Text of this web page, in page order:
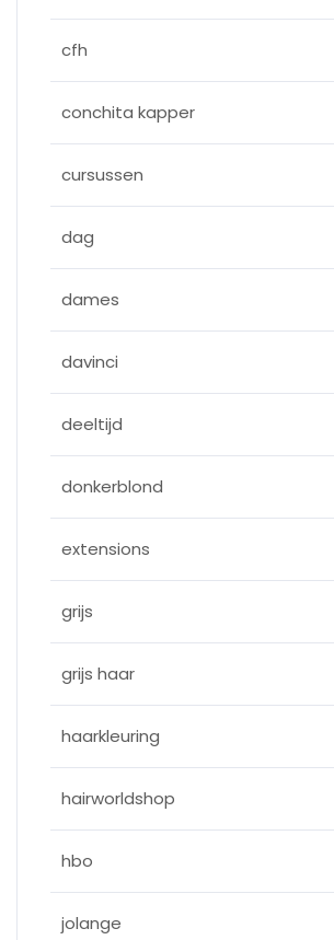
cfh
conchita kapper
cursussen
dag
dames
davinci
deeltijd
donkerblond
extensions
grijs
grijs haar
haarkleuring
hairworldshop
hbo
jolange